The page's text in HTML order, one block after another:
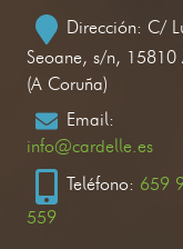
Dirección: C/
Seoane, s/n, 15810
(A Coruña)
Email:
info@cardelle.es
Teléfono: 659
559